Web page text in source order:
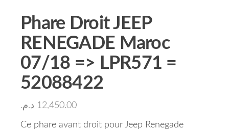
Phare Droit JEEP
RENEGADE Maroc
07/18 => LPR571 =
52088422
12,450.00 د.م.
Ce phare avant droit pour Jeep Renegade